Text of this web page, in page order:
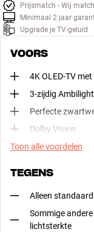
Prijsmatch - Wij
Minimaal 2 jaar
Upgrade je TV-geluid
VOORS
4K OLED-TV
3-zijdig Ambilight
Perfecte
Dolby Vision
Toon alle voordelen
TEGENS
Alleen
Sommige andere
lichtsterkte